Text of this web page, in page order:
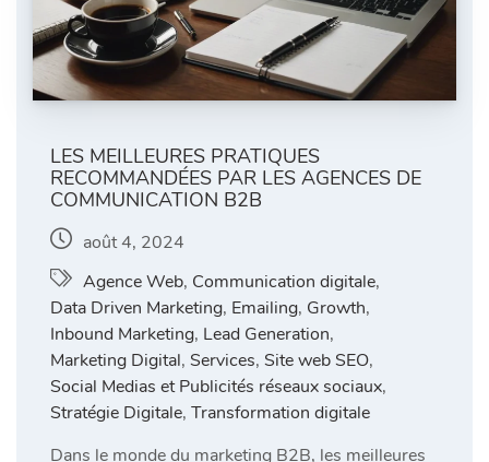
LES MEILLEURES PRATIQUES
RECOMMANDÉES PAR LES AGENCES DE
COMMUNICATION B2B
août 4, 2024
Agence Web, Communication digitale,
Data Driven Marketing, Emailing, Growth,
Inbound Marketing, Lead Generation,
Marketing Digital, Services, Site web SEO,
Social Medias et Publicités réseaux sociaux,
Stratégie Digitale, Transformation digitale
Dans le monde du marketing B2B, les meilleures